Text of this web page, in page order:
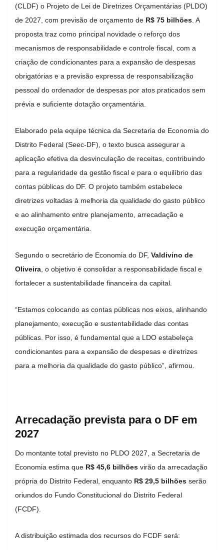
(CLDF) o Projeto de Lei de Diretrizes Orçamentárias (PLDO)
de 2027, com previsão de orçamento de R$ 75 bilhões . A
proposta traz como principal novidade o reforço dos
mecanismos de responsabilidade e controle fiscal, com a
criação de condicionantes para a expansão de despesas
obrigatórias e a previsão expressa de responsabilização
pessoal do ordenador de despesas por atos praticados sem
prévia e suficiente dotação orçamentária.
Elaborado pela equipe técnica da Secretaria de Economia do
Distrito Federal (Seec-DF), o texto busca assegurar a
aplicação efetiva da desvinculação de receitas, contribuindo
para a regularidade da gestão fiscal e para o equilíbrio das
contas públicas do DF. O projeto também estabelece
diretrizes voltadas à melhoria da qualidade do gasto público
e ao alinhamento entre planejamento, arrecadação e
execução orçamentária.
Segundo o secretário de Economia do DF, Valdivino de
Oliveira , o objetivo é consolidar a responsabilidade fiscal e
fortalecer a sustentabilidade financeira da capital.
“Estamos colocando as contas públicas nos eixos, alinhando
planejamento, execução e sustentabilidade das contas
públicas. Por isso, é fundamental que a LDO estabeleça
condicionantes para a expansão de despesas e diretrizes
para a melhoria da qualidade do gasto público”, afirmou.
Arrecadação prevista para o DF em
2027
Do montante total previsto no PLDO 2027, a Secretaria de
Economia estima que R$ 45,6 bilhões virão da arrecadação
própria do Distrito Federal, enquanto R$ 29,5 bilhões serão
oriundos do Fundo Constitucional do Distrito Federal
(FCDF).
A distribuição estimada dos recursos do FCDF será: